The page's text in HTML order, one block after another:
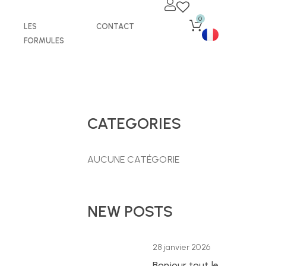
LES
FORMULES
CONTACT
0
CATEGORIES
AUCUNE CATÉGORIE
NEW POSTS
28 janvier 2026